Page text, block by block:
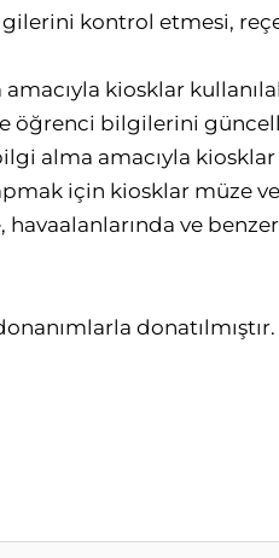
kontrol etmesi,
kiosklar
öğrenci bilgilerini
alma amacıyla
için kiosklar müze
ve
donatılmıştır.